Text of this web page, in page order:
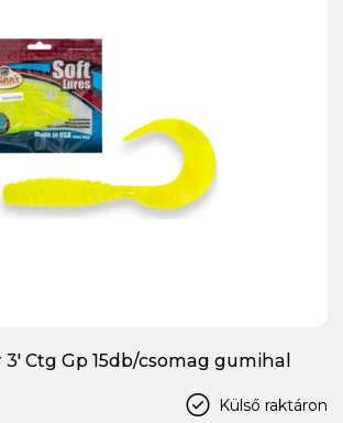
Ctg Gp 15db/csomag gumihal
Külső raktáron